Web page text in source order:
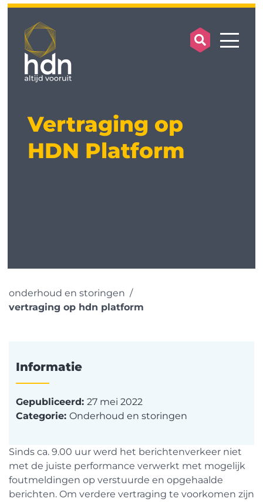
search
Vertraging op
HDN Platform
onderhoud en storingen
vertraging op hdn platform
Informatie
Gepubliceerd: 27 mei 2022
Categorie: Onderhoud en storingen
Sinds ca. 9.00 uur werd het berichtenverkeer niet
met de juiste performance verwerkt met mogelijk
foutmeldingen op verstuurde en opgehaalde
berichten. Om verdere vertraging te voorkomen zijn